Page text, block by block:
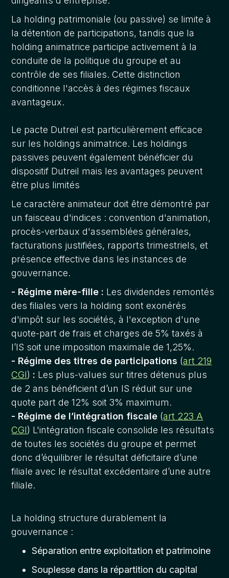
La holding patrimoniale (ou passive) se limite à
la détention de participations, tandis que la
holding animatrice participe activement à la
conduite de la politique du groupe et au
contrôle de ses filiales. Cette distinction
conditionne l'accès à des régimes fiscaux
avantageux.
Le pacte Dutreil est particulièrement efficace
sur les holdings animatrice. Les holdings
passives peuvent également bénéficier du
dispositif Dutreil mais les avantages peuvent
être plus limités
Le caractère animateur doit être démontré par
un faisceau d'indices : convention d'animation,
procès-verbaux d'assemblées générales,
facturations justifiées, rapports trimestriels, et
présence effective dans les instances de
gouvernance.
- Régime mère-fille : Les dividendes remontés
des filiales vers la holding sont exonérés
d'impôt sur les sociétés, à l'exception d'une
quote-part de frais et charges de 5% taxés à
l’IS soit une imposition maximale de 1,25%.
- Régime des titres de participations (art 219
CGI) : Les plus-values sur titres détenus plus
de 2 ans bénéficient d’un IS réduit sur une
quote part de 12% soit 3% maximum.
- Régime de l’intégration fiscale (art 223 A
CGI) L'intégration fiscale consolide les résultats
de toutes les sociétés du groupe et permet
donc d’équilibrer le résultat déficitaire d’une
filiale avec le résultat excédentaire d’une autre
filiale.
La holding structure durablement la
gouvernance :
Séparation entre exploitation et patrimoine
Souplesse dans la répartition du capital